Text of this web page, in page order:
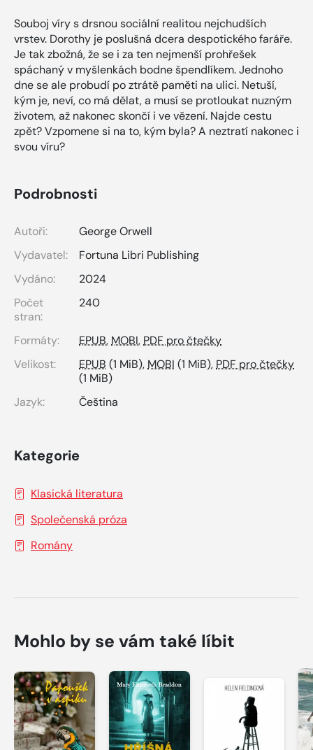
Souboj víry s drsnou sociální realitou nejchudších
vrstev. Dorothy je poslušná dcera despotického faráře.
Je tak zbožná, že se i za ten nejmenší prohřešek
spáchaný v myšlenkách bodne špendlíkem. Jednoho
dne se ale probudí po ztrátě paměti na ulici. Netuší,
kým je, neví, co má dělat, a musí se protloukat nuzným
životem, až nakonec skončí i ve vězení. Najde cestu
zpět? Vzpomene si na to, kým byla? A neztratí nakonec i
svou víru?
Podrobnosti
Autoři:
George Orwell
Vydavatel:
Fortuna Libri Publishing
Vydáno:
2024
Počet
stran:
240
Formáty: EPUB,MOBI,PDF pro čtečky
Velikost:
EPUB (1 MiB),MOBI (1 MiB),PDF pro čtečky
(1 MiB)
Jazyk:
Čeština
Kategorie
Klasická literatura
Společenská próza
Romány
Mohlo by se vám také líbit